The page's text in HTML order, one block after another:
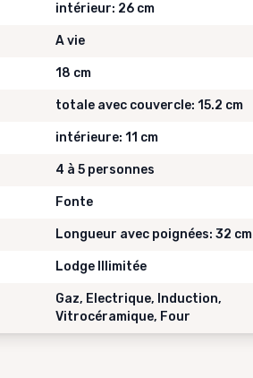
intérieur: 26 cm
A vie
18 cm
totale avec couvercle: 15.2 cm
intérieure: 11 cm
4 à 5 personnes
Fonte
Longueur avec poignées: 32 cm
Lodge Illimitée
Gaz, Electrique, Induction,
Vitrocéramique, Four